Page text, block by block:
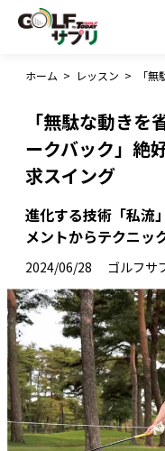
ホーム > レッスン >
「無駄な動き
ークバック」絶
求スイング
進化する技術「私流
メントからテクニッ
2024/06/28 ゴルフサ